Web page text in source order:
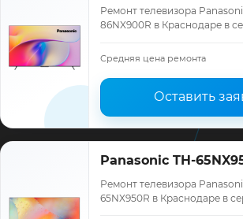
Ремонт телевизора
86NX900R в Краснодаре в
Panasonic, смета до
Средняя цена ремонта
Оставить
Panasonic TH-
Ремонт телевизора
65NX950R в Краснодаре в